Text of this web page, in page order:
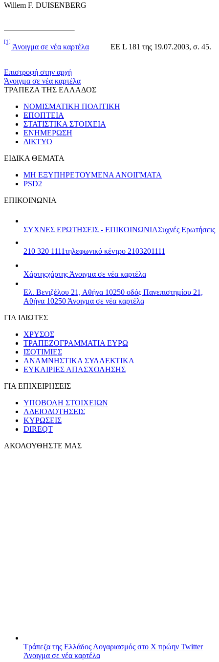
Willem F. DUISENBERG
[1]
Άνοιγμα σε νέα καρτέλα
ΕΕ L 181 της 19.07.2003, σ. 45.
Επιστροφή στην αρχή
Άνοιγμα σε νέα καρτέλα
ΤΡΑΠΕΖΑ ΤΗΣ ΕΛΛΑΔΟΣ
ΝΟΜΙΣΜΑΤΙΚΗ ΠΟΛΙΤΙΚΗ
ΕΠΟΠΤΕΙΑ
ΣΤΑΤΙΣΤΙΚΑ ΣΤΟΙΧΕΙΑ
ΕΝΗΜΕΡΩΣΗ
ΔΙΚΤΥΟ
ΕΙΔΙΚΑ ΘΕΜΑΤΑ
ΜΗ ΕΞΥΠΗΡΕΤΟΥΜΕΝΑ ΑΝΟΙΓΜΑΤΑ
PSD2
ΕΠΙΚΟΙΝΩΝΙΑ
ΣΥΧΝΕΣ ΕΡΩΤΗΣΕΙΣ - ΕΠΙΚΟΙΝΩΝΙΑΣυχνές Ερωτήσεις
210 320 1111τηλεφωνικό κέντρο 2103201111
Χάρτηςχάρτης Άνοιγμα σε νέα καρτέλα
Ελ. Βενιζέλου 21, Αθήνα 10250 οδός Πανεπιστημίου 21,
Αθήνα 10250 Άνοιγμα σε νέα καρτέλα
ΓΙΑ ΙΔΙΩΤΕΣ
ΧΡΥΣΟΣ
ΤΡΑΠΕΖΟΓΡΑΜΜΑΤΙΑ ΕΥΡΩ
ΙΣΟΤΙΜΙΕΣ
ΑΝΑΜΝΗΣΤΙΚΑ ΣΥΛΛΕΚΤΙΚΑ
ΕΥΚΑΙΡΙΕΣ ΑΠΑΣΧΟΛΗΣΗΣ
ΓΙΑ ΕΠΙΧΕΙΡΗΣΕΙΣ
ΥΠΟΒΟΛΗ ΣΤΟΙΧΕΙΩΝ
ΑΔΕΙΟΔΟΤΗΣΕΙΣ
ΚΥΡΩΣΕΙΣ
DIREQT
ΑΚΟΛΟΥΘΗΣΤΕ ΜΑΣ
Τράπεζα της Ελλάδος Λογαριασμός στο X πρώην Twitter
Άνοιγμα σε νέα καρτέλα